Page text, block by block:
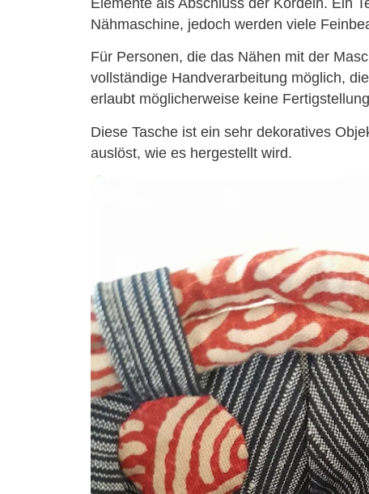
Nähmaschine, jedoch werden viele
Für Personen, die das Nähen mit der
vollständige Handverarbeitung möglich,
erlaubt möglicherweise keine
Diese Tasche ist ein sehr dekoratives
auslöst, wie es hergestellt wird.